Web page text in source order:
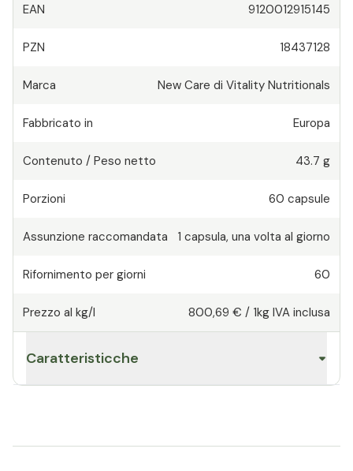
EAN 9120012915145
PZN 18437128
Marca New Care di Vitality Nutritionals
Fabbricato in Europa
Contenuto / Peso netto 43.7 g
Porzioni 60 capsule
Assunzione raccomandata 1 capsula, una volta al giorno
Rifornimento per giorni 60
Prezzo al kg/l 800,69 € / 1kg IVA inclusa
Caratteristicche